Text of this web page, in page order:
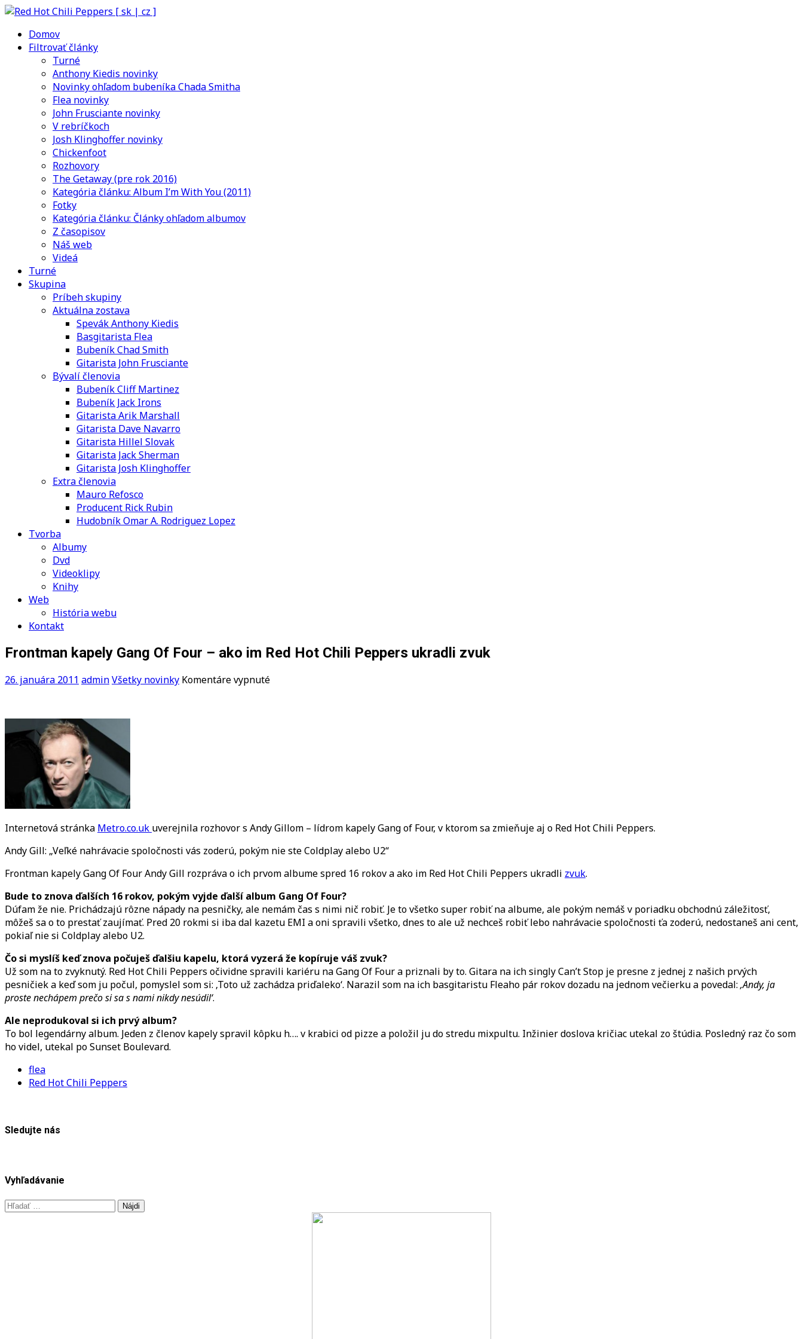
Domov
Filtrovať články
Turné
Anthony Kiedis novinky
Novinky ohľadom bubeníka Chada Smitha
Flea novinky
John Frusciante novinky
V rebríčkoch
Josh Klinghoffer novinky
Chickenfoot
Rozhovory
The Getaway (pre rok 2016)
Kategória článku: Album I’m With You (2011)
Fotky
Kategória článku: Články ohľadom albumov
Z časopisov
Náš web
Videá
Turné
Skupina
Príbeh skupiny
Aktuálna zostava
Spevák Anthony Kiedis
Basgitarista Flea
Bubeník Chad Smith
Gitarista John Frusciante
Bývalí členovia
Bubeník Cliff Martinez
Bubeník Jack Irons
Gitarista Arik Marshall
Gitarista Dave Navarro
Gitarista Hillel Slovak
Gitarista Jack Sherman
Gitarista Josh Klinghoffer
Extra členovia
Mauro Refosco
Producent Rick Rubin
Hudobník Omar A. Rodriguez Lopez
Tvorba
Albumy
Dvd
Videoklipy
Knihy
Web
História webu
Kontakt
Frontman kapely Gang Of Four – ako im Red Hot Chili Peppers ukradli zvuk
26. januára 2011 adminVšetky novinky Komentáre vypnuténa
Chili
Peppers
ukradli
Internetová stránka Metro.co.uk uverejnila rozhovor s Andy Gillom – lídrom kapely Gang of Four, v ktorom sa zmieňuje aj o Red Hot Chili Peppers.
Andy Gill: „Veľké nahrávacie spoločnosti vás zoderú, pokým nie ste Coldplay alebo U2“
Frontman kapely Gang Of Four Andy Gill rozpráva o ich prvom albume spred 16 rokov a ako im Red Hot Chili Peppers ukradli zvuk.
Bude to znova ďalších 16 rokov, pokým vyjde ďalší album Gang Of Four?
Dúfam že nie. Prichádzajú rôzne nápady na pesničky, ale nemám čas s nimi nič robiť. Je to všetko super robiť na albume, ale pokým nemáš v poriadku obchodnú záležitosť,
môžeš sa o to prestať zaujímať. Pred 20 rokmi si iba dal kazetu EMI a oni spravili všetko, dnes to ale už nechceš robiť lebo nahrávacie spoločnosti ťa zoderú, nedostaneš ani cent,
pokiaľ nie si Coldplay alebo U2.
Čo si myslíš keď znova počuješ ďalšiu kapelu, ktorá vyzerá že kopíruje váš zvuk?
Už som na to zvyknutý. Red Hot Chili Peppers očividne spravili kariéru na Gang Of Four a priznali by to. Gitara na ich singly Can’t Stop je presne z jednej z našich prvých
pesničiek a keď som ju počul, pomyslel som si: ‚Toto už zachádza priďaleko‘. Narazil som na ich basgitaristu Fleaho pár rokov dozadu na jednom večierku a povedal: ‚Andy, ja
proste nechápem prečo si sa s nami nikdy nesúdil‘.
Ale neprodukoval si ich prvý album?
To bol legendárny album. Jeden z členov kapely spravil kôpku h…. v krabici od pizze a položil ju do stredu mixpultu. Inžinier doslova kričiac utekal zo štúdia. Posledný raz čo som
ho videl, utekal po Sunset Boulevard.
flea
Red Hot Chili Peppers
Sledujte nás
Vyhľadávanie
Hľadať: